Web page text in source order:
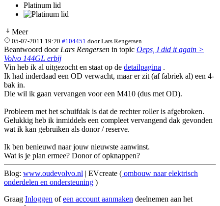
Platinum lid
Meer
05-07-2011 19:20 #104451 doorLars Rengersen
Beantwoord door Lars Rengersen in topic Oeps, I did it again >
Volvo 144GL erbij
Vin heb ik al uitgezocht en staat op de detailpagina .
Ik had inderdaad een OD verwacht, maar er zit (af fabriek al) een 4-
bak in.
Die wil ik gaan vervangen voor een M410 (dus met OD).
Probleem met het schuifdak is dat de rechter roller is afgebroken.
Gelukkig heb ik inmiddels een compleet vervangend dak gevonden
wat ik kan gebruiken als donor / reserve.
Ik ben benieuwd naar jouw nieuwste aanwinst.
Wat is je plan ermee? Donor of opknappen?
Blog: www.oudevolvo.nl | EVcreate ( ombouw naar elektrisch
onderdelen en ondersteuning )
Graag Inloggen ofeen account aanmaken deelnemen aan het